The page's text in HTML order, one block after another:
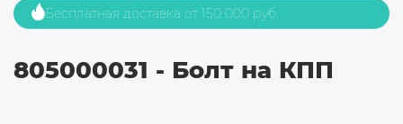
Бесплатная доставка от 150 000 руб.
805000031 - Болт на КПП